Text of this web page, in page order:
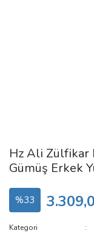
Hz Ali Zülfikar
Gümüş Erkek
%33
Kategori